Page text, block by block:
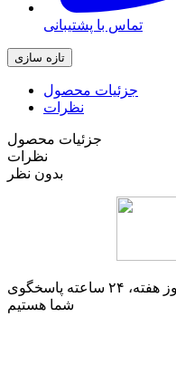
تماس با پشتیبانی
جزئیات محصول
نظرات
جزئیات محصول
نظرات
بدون نظر
تلفن پشتیبانی | 09120511400 | ۷ روز هفته، ۲۴ ساعته پاسخگوی
شما هستیم